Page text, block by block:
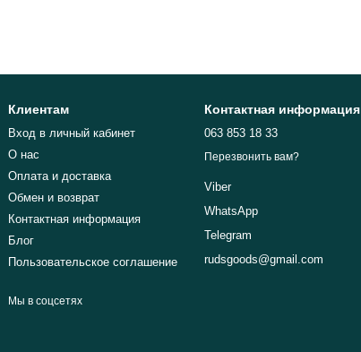
Клиентам
Вход в личный кабинет
О нас
Оплата и доставка
Обмен и возврат
Контактная информация
Блог
Пользовательское соглашение
Мы в соцсетях
Контактная информация
063 853 18 33
Перезвонить вам?
Viber
WhatsApp
Telegram
rudsgoods@gmail.com